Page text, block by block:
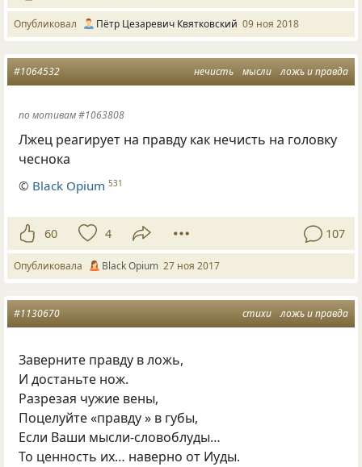
Опубликовал Пётр Цезаревич Квятковский 09 ноя 2018
нечисть мысли ложь и правда
#1064532
по мотивам #1063808
Лжец реагирует на правду как нечисть на головку
чеснока
© Вlack Opium 531
60 4 107
Опубликовала Вlack Оpium 27 ноя 2017
стихи ложь и правда
#1130670
Заверните правду в ложь,
И достаньте нож.
Разрезая чужие вены,
Поцелуйте«правду » в губы,
Если Ваши мысли-словоблуды…
То ценность их… наверно от Иуды.